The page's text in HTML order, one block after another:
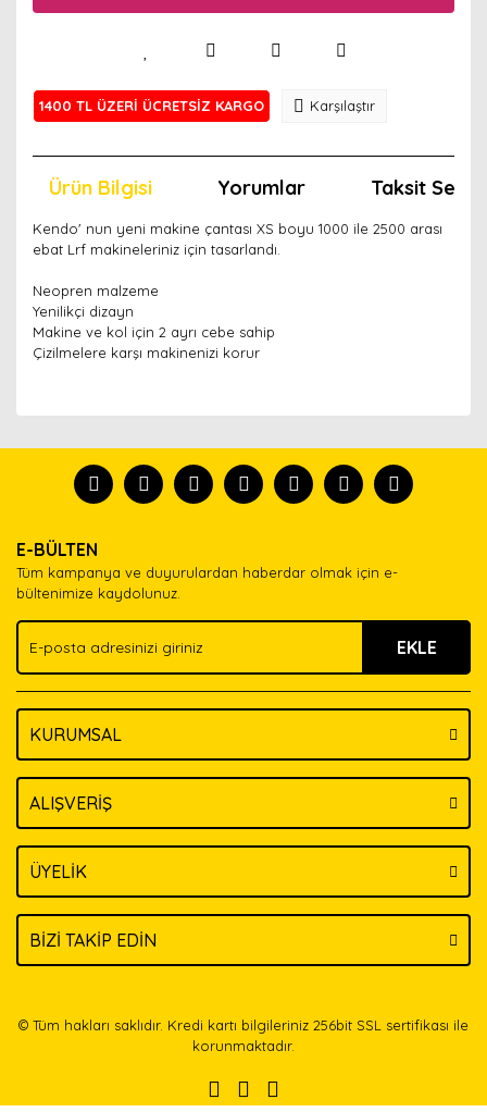
1400 TL ÜZERİ ÜCRETSİZ KARGO Karşılaştır
Ürün Bilgisi Yorumlar Taksit
Kendo' nun yeni makine çantası XS boyu 1000 ile 2500 arası
ebat Lrf makineleriniz için tasarlandı.
Neopren malzeme
Yenilikçi dizayn
Makine ve kol için 2 ayrı cebe sahip
Çizilmelere karşı makinenizi korur
tanısın.
formunu kullanarak tarafımıza iletebilirsiniz.
Görüş ve önerileriniz için teşekkür ederiz.
Ürün açıklamasında eksik bilgiler bulunuyor.
Ürün bilgilerinde hatalar bulunuyor.
Ürün fiyatı diğer sitelerden daha pahalı.
Bu ürüne benzer farklı alternatifler olmalı.
E-BÜLTEN
Tüm kampanya ve duyurulardan haberdar olmak için e-
bültenimize kaydolunuz.
EKLE
KURUMSAL
ALIŞVERİŞ
ÜYELİK
BİZİ TAKİP EDİN
© Tüm hakları saklıdır. Kredi kartı bilgileriniz 256bit SSL sertifikası ile
korunmaktadır.